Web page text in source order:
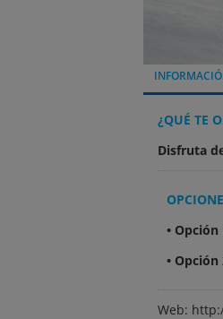
¿QUÉ TE
Disfruta
• Opción
• Opción
Web: